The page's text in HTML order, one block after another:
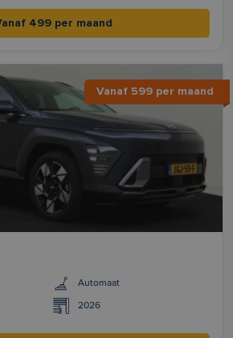
499 per maand
Vanaf 599 per maand
Automaat
2026